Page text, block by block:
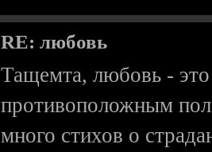
RE: любовь
Тащемта, любовь -
противоположным
много стихов о